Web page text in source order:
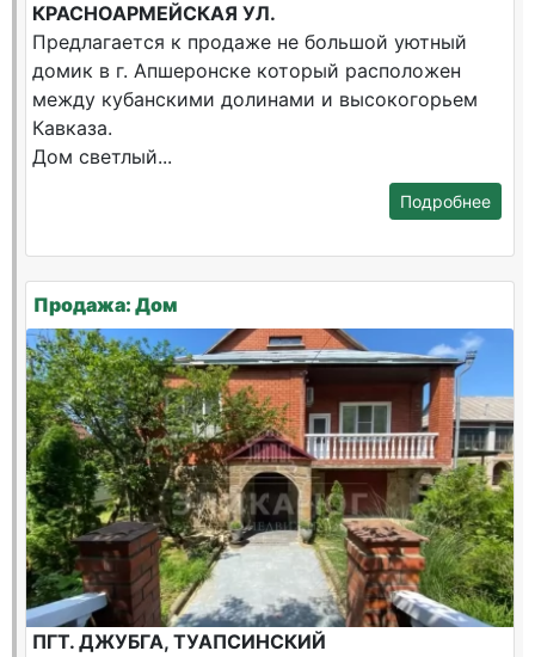
КРАСНОАРМЕЙСКАЯ УЛ.
Предлагается к продаже не большой уютный
домик в г. Апшеронске который расположен
между кубанскими долинами и высокогорьем
Кавказа.
Дом светлый...
Подробнее
Продажа: Дом
ПГТ. ДЖУБГА, ТУАПСИНСКИЙ